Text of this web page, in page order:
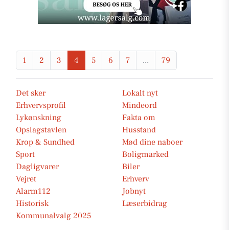
1 2 3 4 5 6 7 ... 79
Det sker
Lokalt nyt
Erhvervsprofil
Mindeord
Lykønskning
Fakta om
Opslagstavlen
Husstand
Krop & Sundhed
Mød dine naboer
Sport
Boligmarked
Dagligvarer
Biler
Vejret
Erhverv
Alarm112
Jobnyt
Historisk
Læserbidrag
Kommunalvalg 2025